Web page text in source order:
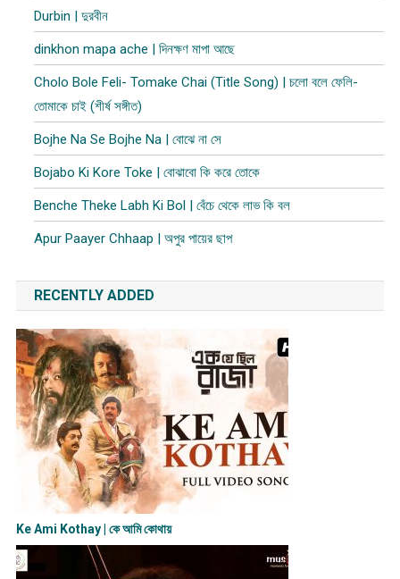
Durbin | দুরবীন
dinkhon mapa ache | দিনক্ষণ মাপা আছে
Cholo Bole Feli- Tomake Chai (Title Song) | চলো বলে ফেলি-
তোমাকে চাই (শীর্ষ সঙ্গীত)
Bojhe Na Se Bojhe Na | বোঝে না সে
Bojabo Ki Kore Toke | বোঝাবো কি করে তোকে
Benche Theke Labh Ki Bol | বেঁচে থেকে লাভ কি বল
Apur Paayer Chhaap | অপুর পায়ের ছাপ
RECENTLY ADDED
Ke Ami Kothay | কে আমি কোথায়